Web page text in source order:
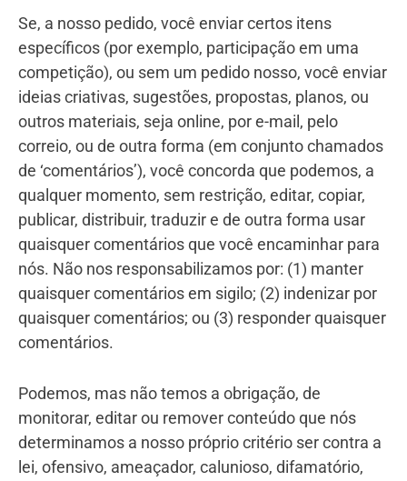
Se, a nosso pedido, você enviar certos itens
específicos (por exemplo, participação em uma
competição), ou sem um pedido nosso, você enviar
ideias criativas, sugestões, propostas, planos, ou
outros materiais, seja online, por e-mail, pelo
correio, ou de outra forma (em conjunto chamados
de ‘comentários’), você concorda que podemos, a
qualquer momento, sem restrição, editar, copiar,
publicar, distribuir, traduzir e de outra forma usar
quaisquer comentários que você encaminhar para
nós. Não nos responsabilizamos por: (1) manter
quaisquer comentários em sigilo; (2) indenizar por
quaisquer comentários; ou (3) responder quaisquer
comentários.
Podemos, mas não temos a obrigação, de
monitorar, editar ou remover conteúdo que nós
determinamos a nosso próprio critério ser contra a
lei, ofensivo, ameaçador, calunioso, difamatório,